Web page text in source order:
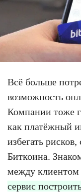
Всё больше
возможность
Компании тоже
как платёжный
избегать
Биткоина.
между клиентом
сервис